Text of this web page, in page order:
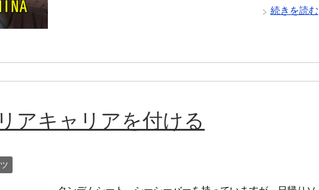
続きを読む
アキャリアを付ける